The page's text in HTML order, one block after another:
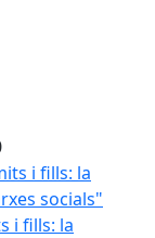
i fills: la
i fills: la